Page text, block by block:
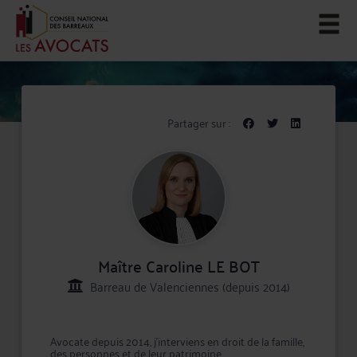
Partager sur :
Maître Caroline LE BOT
Barreau de Valenciennes (depuis 2014)
Avocate depuis 2014, j’interviens en droit de la famille,
des personnes et de leur patrimoine.